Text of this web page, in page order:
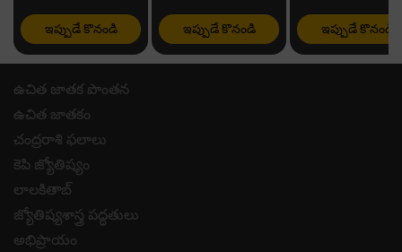
ఇప్పుడే కొనండి ఇప్పుడే కొనండి ఇప్పుడే కొనండి
ఉచిత జాతక పొంతన
ఉచిత జాతకం
చంద్రరాశి ఫలాలు
కెపి జ్యోతిష్యం
లాలకితాబ్
జ్యోతిష్యశాస్త్ర పద్ధతులు
అభిప్రాయం